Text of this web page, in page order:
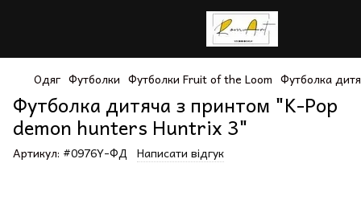
Одяг Футболки Футболки Fruit of the Loom Футболка
Футболка дитяча з принтом "K-Pop
demon hunters Huntrix 3"
Артикул: #0976Y-ФД Написати відгук